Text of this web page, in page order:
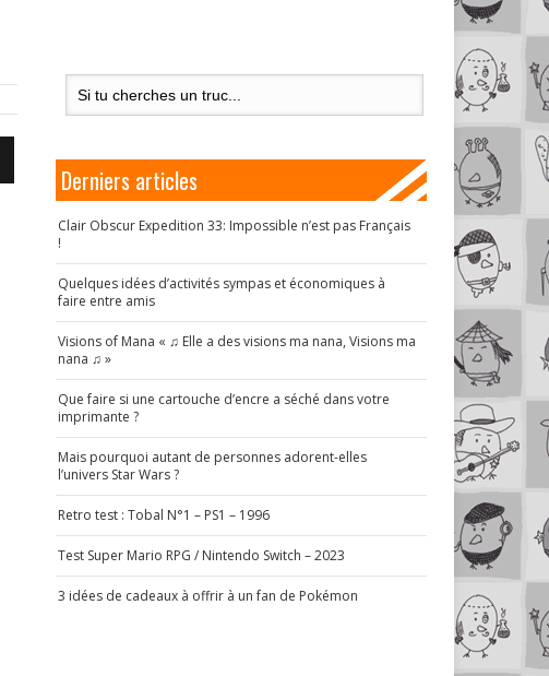
Derniers articles
Clair Obscur Expedition 33: Impossible n’est pas Français
!
Quelques idées d’activités sympas et économiques à
faire entre amis
Visions of Mana « ♫ Elle a des visions ma nana, Visions ma
nana ♫ »
Que faire si une cartouche d’encre a séché dans votre
imprimante ?
Mais pourquoi autant de personnes adorent-elles
l’univers Star Wars ?
Retro test : Tobal N°1 – PS1 – 1996
Test Super Mario RPG / Nintendo Switch – 2023
3 idées de cadeaux à offrir à un fan de Pokémon